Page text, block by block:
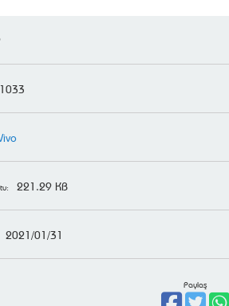
1033
221.29 KB
2021/01/31
Paylaş